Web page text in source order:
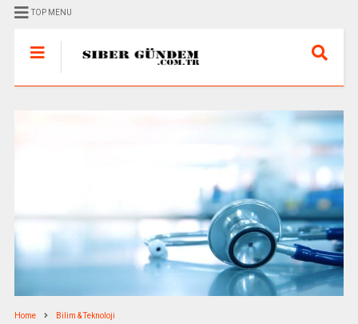
TOP MENU
Home Bilim & Teknoloji